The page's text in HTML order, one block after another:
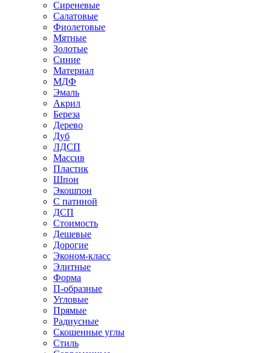
Сиреневые
Салатовые
Фиолетовые
Мятные
Золотые
Синие
Материал
МДФ
Эмаль
Акрил
Береза
Дерево
Дуб
ЛДСП
Массив
Пластик
Шпон
Экошпон
С патиной
ДСП
Стоимость
Дешевые
Дорогие
Эконом-класс
Элитные
Форма
П-образные
Угловые
Прямые
Радиусные
Скошенные углы
Стиль